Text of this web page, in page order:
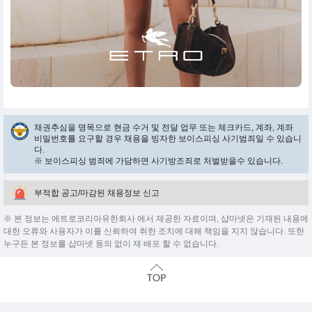
채권추심을 명목으로 현금 수거 및 전달 업무 또는 체크카드, 계좌, 계좌
비밀번호를 요구할 경우 채용을 빙자한 보이스피싱 사기범죄일 수 있습니
다.
※ 보이스피싱 범죄에 가담하면 사기방조죄로 처벌받을수 있습니다.
부적합 공고/마감된 채용정보 신고
※ 본 정보는 에트로코리아유한회사 에서 제공한 자료이며, 샵마넷은 기재된 내용에
대한 오류와 사용자가 이를 신뢰하여 취한 조치에 대해 책임을 지지 않습니다. 또한
누구든 본 정보를 샵마넷 동의 없이 재 배포 할 수 없습니다.